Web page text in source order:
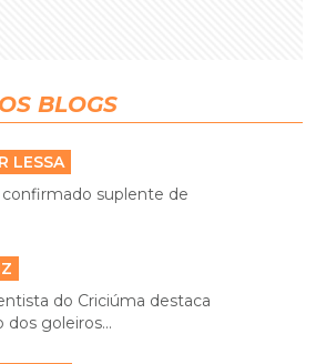
BLOGS
LESSA
confirmado suplente de
do Criciúma destaca
dos goleiros...